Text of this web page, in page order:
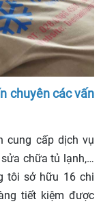
chuyên các vấn
cung cấp dịch vụ
chữa tủ lạnh,…
tôi sở hữu 16 chi
tiết kiệm được